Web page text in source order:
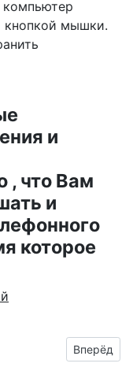
компьютер
кнопкой мышки.
и
, что Вам
и
которое
Аланчик ко дню
Вперёд